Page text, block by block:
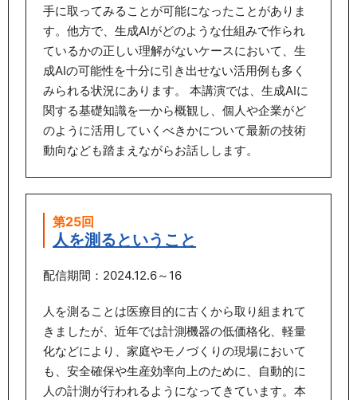
手に取ってみることが可能になったことがありま
す。他方で、生成AIがどのような仕組みで作られ
ているかの正しい理解がないケースにおいて、生
成AIの可能性を十分に引き出せない活用例も多く
みられる状況にあります。 本講演では、生成AIに
関する基礎知識を一から概観し、個人や企業がど
のように活用していくべきかについて最新の技術
動向なども踏まえながらお話しします。
第25回
人を測るということ
配信期間：2024.12.6～16
人を測ることは医療目的に古くから取り組まれて
きましたが、近年では計測機器の低価格化、軽量
化などにより、家庭やモノづくりの現場において
も、安全確保や生産効率向上のために、自動的に
人の計測が行われるようになってきています。本